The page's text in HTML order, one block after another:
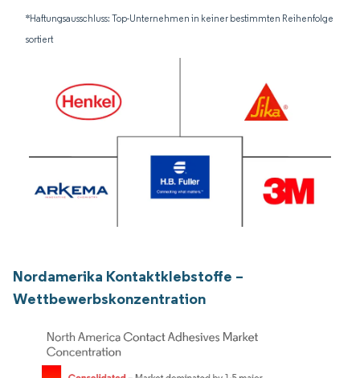
*Haftungsausschluss: Top-Unternehmen in keiner bestimmten Reihenfolge
sortiert
Nordamerika Kontaktklebstoffe –
Wettbewerbskonzentration